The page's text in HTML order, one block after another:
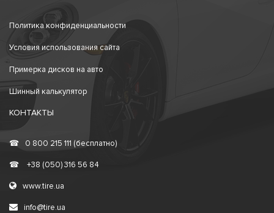
Политика конфиденциальности
Условия использования сайта
Примерка дисков на авто
Шинный калькулятор
КОНТАКТЫ
☎ 0 800 215 111 (бесплатно)
☎ +38 (050) 316 56 84
www.tire.ua
info@tire.ua